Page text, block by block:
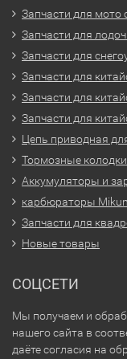
Запчасти для мото
Запчасти для
Запчасти для
Запчасти для
Запчасти для
Запчасти для
Цепь приводная
Тормозные
Аккумуляторы и
карбюраторы
Запчасти для
Новые товары
СОЦСЕТИ
Мы получаем и
нашего сайта в
даёте согласия на